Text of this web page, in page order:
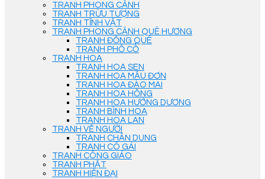
TRANH PHONG CẢNH
TRANH TRỪU TƯỢNG
TRANH TĨNH VẬT
TRANH PHONG CẢNH QUÊ HƯƠNG
TRANH ĐỒNG QUÊ
TRANH PHỐ CỔ
TRANH HOA
TRANH HOA SEN
TRANH HOA MẪU ĐƠN
TRANH HOA ĐÀO MAI
TRANH HOA HỒNG
TRANH HOA HƯỚNG DƯƠNG
TRANH BÌNH HOA
TRANH HOA LAN
TRANH VẼ NGƯỜI
TRANH CHÂN DUNG
TRANH CÔ GÁI
TRANH CÔNG GIÁO
TRANH PHẬT
TRANH HIỆN ĐẠI